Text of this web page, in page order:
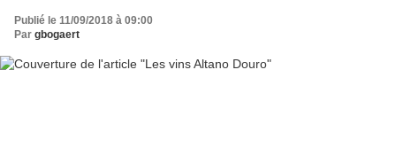
Publié le 11/09/2018 à 09:00
Par gbogaert